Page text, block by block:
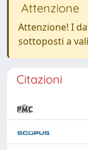
Attenzione
Attenzione! I
sottoposti a
Citazioni